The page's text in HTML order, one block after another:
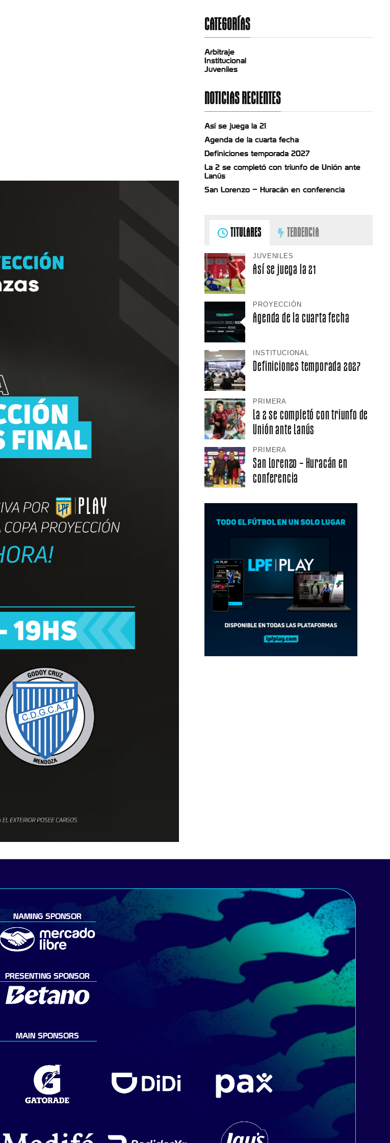
CATEGORÍAS
Arbitraje
Institucional
Juveniles
NOTICIAS RECIENTES
Así se juega la 21
Agenda de la cuarta fecha
Definiciones temporada 2027
La 2 se completó con triunfo de Unión ante
Lanús
San Lorenzo – Huracán en conferencia
TITULARES TENDENCIA
JUVENILES
Así se juega la 21
PROYECCIÓN
Agenda de la cuarta fecha
INSTITUCIONAL
Definiciones temporada 2027
PRIMERA
La 2 se completó con triunfo de
Unión ante Lanús
PRIMERA
San Lorenzo – Huracán en
conferencia
NAMING SPONSOR
PRESENTING SPONSOR
MAIN SPONSORS